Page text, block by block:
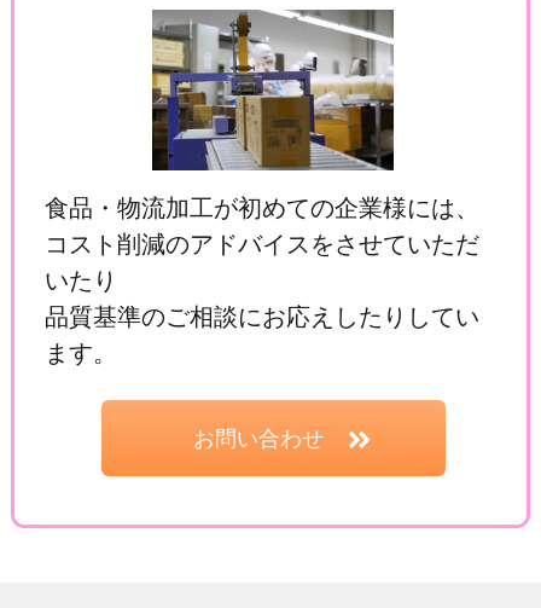
食品・物流加工が初めての企業様には、
コスト削減のアドバイスをさせていただ
いたり
品質基準のご相談にお応えしたりしてい
ます。
お問い合わせ